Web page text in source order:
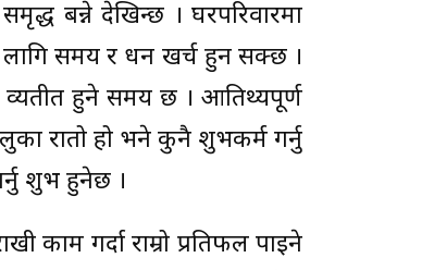
बन्ने देखिन्छ । घरपरिवारमा
लागि समय र धन खर्च हुन सक्छ ।
हुने समय छ । आतिथ्यपूर्ण
रातो हो भने कुनै शुभकर्म गर्नु
शुभ हुनेछ ।
काम गर्दा राम्रो प्रतिफल पाइने